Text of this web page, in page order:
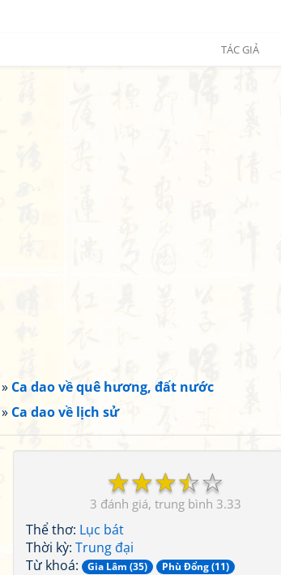
TÁC GIẢ
» Ca dao về quê hương, đất nước
» Ca dao về lịch sử
☆
☆
☆
☆
☆
3 3.33
Thể thơ: Lục bát
Thời kỳ: Trung đại
Từ khoá:
Gia Lâm (35)
Phù Đổng (11)